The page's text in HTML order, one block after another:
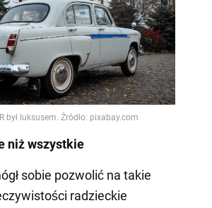
niż wszystkie
sobie pozwolić na takie
radzieckie